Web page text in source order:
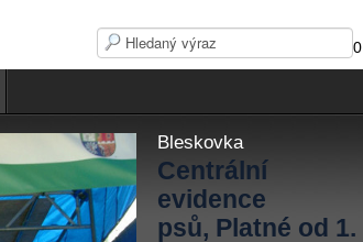
0
Bleskovka
Centrální
evidence
psů, Platné od 1.